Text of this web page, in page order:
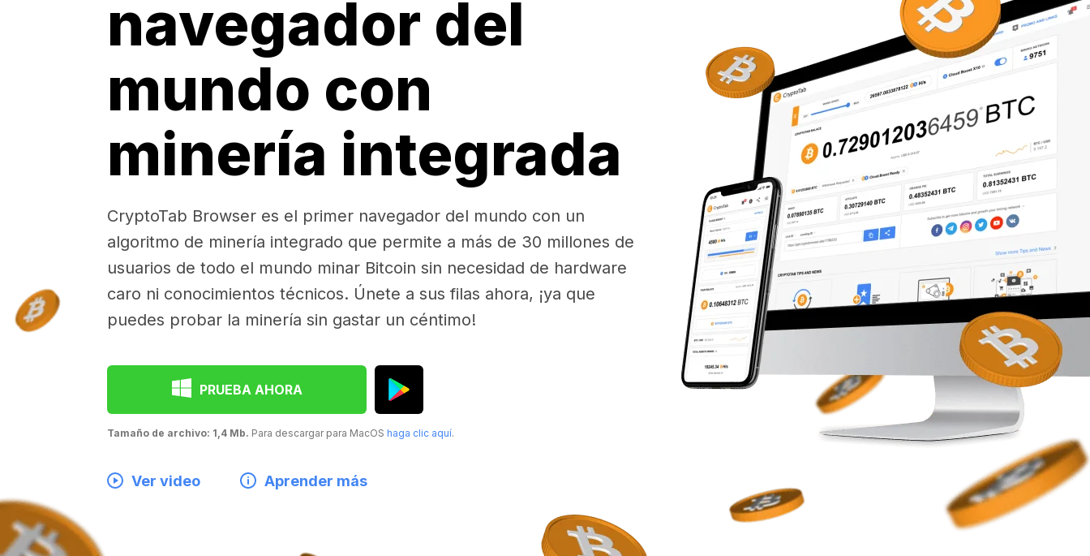
navegador del
mundo con
minería integrada
CryptoTab Browser es el primer navegador del mundo con un
algoritmo de minería integrado que permite a más de 30 millones de
usuarios de todo el mundo minar Bitcoin sin necesidad de hardware
caro ni conocimientos técnicos. Únete a sus filas ahora, ¡ya que
puedes probar la minería sin gastar un céntimo!
PRUEBA AHORA
Tamaño de archivo: 1,4 Mb. Para descargar para MacOS haga clic aquí.
Ver video Aprender más